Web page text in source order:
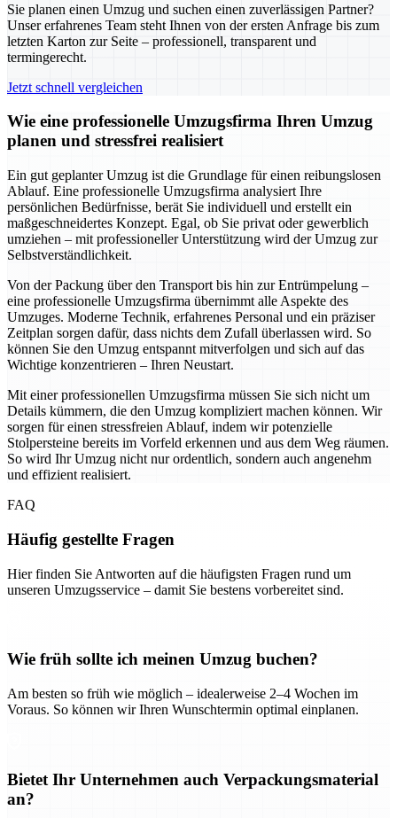
Sie planen einen Umzug und suchen einen zuverlässigen Partner?
Unser erfahrenes Team steht Ihnen von der ersten Anfrage bis zum
letzten Karton zur Seite – professionell, transparent und
termingerecht.
Jetzt schnell vergleichen
Wie eine professionelle Umzugsfirma Ihren Umzug
planen und stressfrei realisiert
Ein gut geplanter Umzug ist die Grundlage für einen reibungslosen
Ablauf. Eine professionelle Umzugsfirma analysiert Ihre
persönlichen Bedürfnisse, berät Sie individuell und erstellt ein
maßgeschneidertes Konzept. Egal, ob Sie privat oder gewerblich
umziehen – mit professioneller Unterstützung wird der Umzug zur
Selbstverständlichkeit.
Von der Packung über den Transport bis hin zur Entrümpelung –
eine professionelle Umzugsfirma übernimmt alle Aspekte des
Umzuges. Moderne Technik, erfahrenes Personal und ein präziser
Zeitplan sorgen dafür, dass nichts dem Zufall überlassen wird. So
können Sie den Umzug entspannt mitverfolgen und sich auf das
Wichtige konzentrieren – Ihren Neustart.
Mit einer professionellen Umzugsfirma müssen Sie sich nicht um
Details kümmern, die den Umzug kompliziert machen können. Wir
sorgen für einen stressfreien Ablauf, indem wir potenzielle
Stolpersteine bereits im Vorfeld erkennen und aus dem Weg räumen.
So wird Ihr Umzug nicht nur ordentlich, sondern auch angenehm
und effizient realisiert.
FAQ
Häufig gestellte Fragen
Hier finden Sie Antworten auf die häufigsten Fragen rund um
unseren Umzugsservice – damit Sie bestens vorbereitet sind.
Wie früh sollte ich meinen Umzug buchen?
Am besten so früh wie möglich – idealerweise 2–4 Wochen im
Voraus. So können wir Ihren Wunschtermin optimal einplanen.
Bietet Ihr Unternehmen auch Verpackungsmaterial
an?